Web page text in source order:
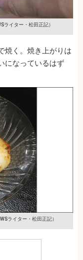
ライター・松田正記）
焼く。焼き上がりは
になっているはず
ライター・松田正記）